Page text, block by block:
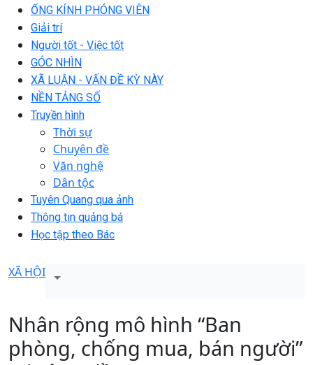
ỐNG KÍNH PHÓNG VIÊN
Giải trí
Người tốt - Việc tốt
GÓC NHÌN
XÃ LUẬN - VẤN ĐỀ KỲ NÀY
NỀN TẢNG SỐ
Truyền hình
Thời sự
Chuyên đề
Văn nghệ
Dân tộc
Tuyên Quang qua ảnh
Thông tin quảng bá
Học tập theo Bác
XÃ HỘI
Nhân rộng mô hình “Ban
phòng, chống mua, bán người”